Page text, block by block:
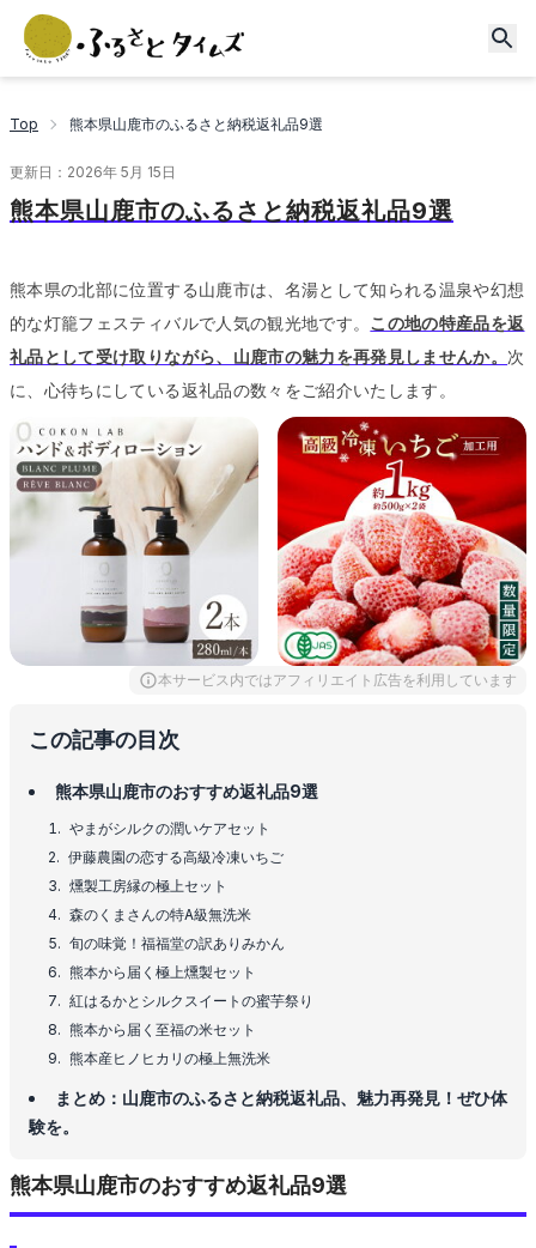
Top 熊本県山鹿市のふるさと納税返礼品9選
更新日： 2026年 5月 15日
熊本県山鹿市のふるさと納税返礼品9選
熊本県の北部に位置する山鹿市は、名湯として知られる温泉や幻想
的な灯籠フェスティバルで人気の観光地です。 この地の特産品を返
礼品として受け取りながら、山鹿市の魅力を再発見しませんか。 次
に、心待ちにしている返礼品の数々をご紹介いたします。
本サービス内ではアフィリエイト広告を利用しています
この記事の目次
熊本県山鹿市のおすすめ返礼品9選
やまがシルクの潤いケアセット
伊藤農園の恋する高級冷凍いちご
燻製工房縁の極上セット
森のくまさんの特A級無洗米
旬の味覚！福福堂の訳ありみかん
熊本から届く極上燻製セット
紅はるかとシルクスイートの蜜芋祭り
熊本から届く至福の米セット
熊本産ヒノヒカリの極上無洗米
まとめ：山鹿市のふるさと納税返礼品、魅力再発見！ぜひ体
験を。
熊本県山鹿市のおすすめ返礼品9選